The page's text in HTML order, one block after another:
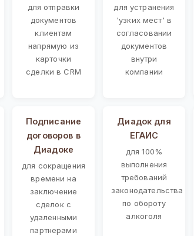
для отправки
документов
клиентам
напрямую из
карточки
сделки в CRM
для устранения
'узких мест' в
согласовании
документов
внутри
компании
Подписание
договоров в
Диадоке
для сокращения
времени на
заключение
сделок с
удаленными
партнерами
Диадок для
ЕГАИС
для 100%
выполнения
требований
законодательства
по обороту
алкоголя